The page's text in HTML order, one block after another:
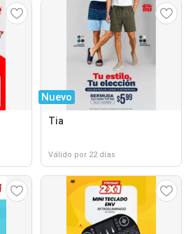
Nuevo
Tia
Válido por 22 días